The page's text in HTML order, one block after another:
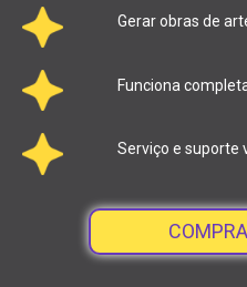
Gerar obras de
Funciona
Serviço e suporte